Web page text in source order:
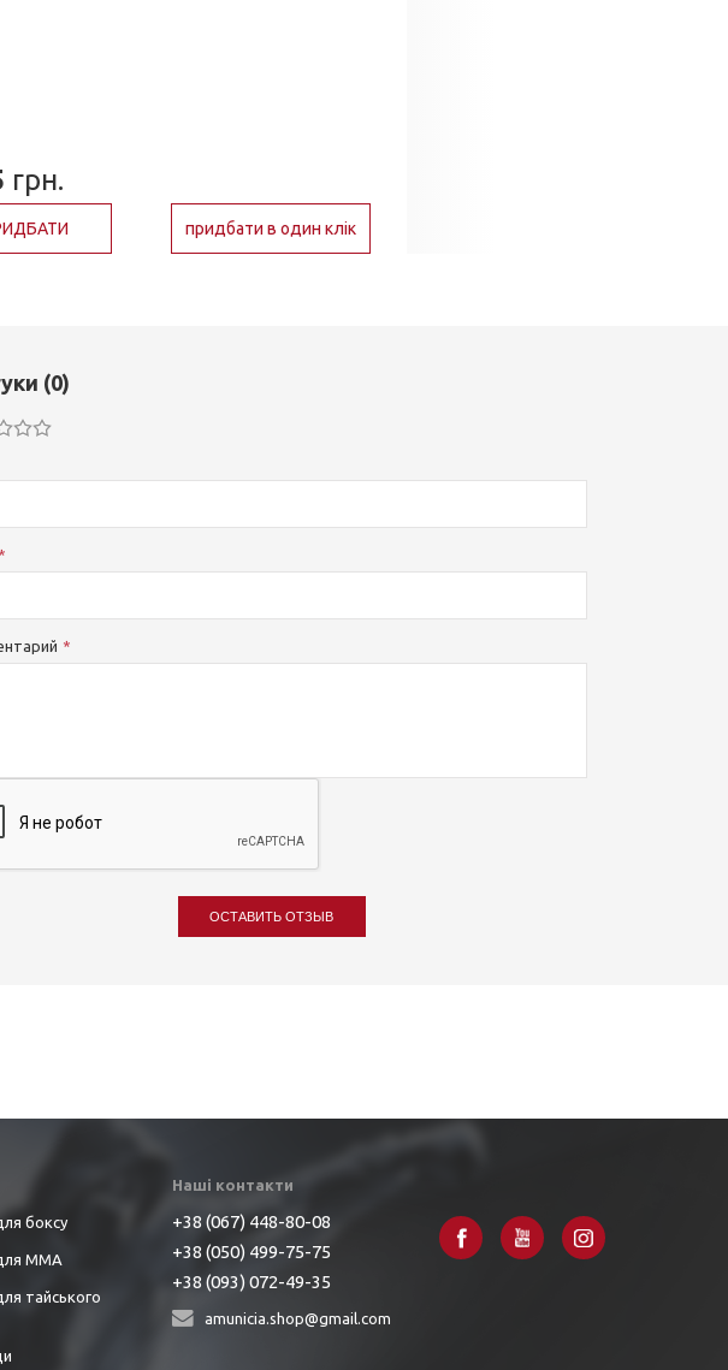
грн.
придбати в один клік
(0)
ОСТАВИТЬ ОТЗЫВ
боксу
ММА
тайського
Наші контакти
+38 (067) 448-80-08
+38 (050) 499-75-75
+38 (093) 072-49-35
amunicia.shop@gmail.com